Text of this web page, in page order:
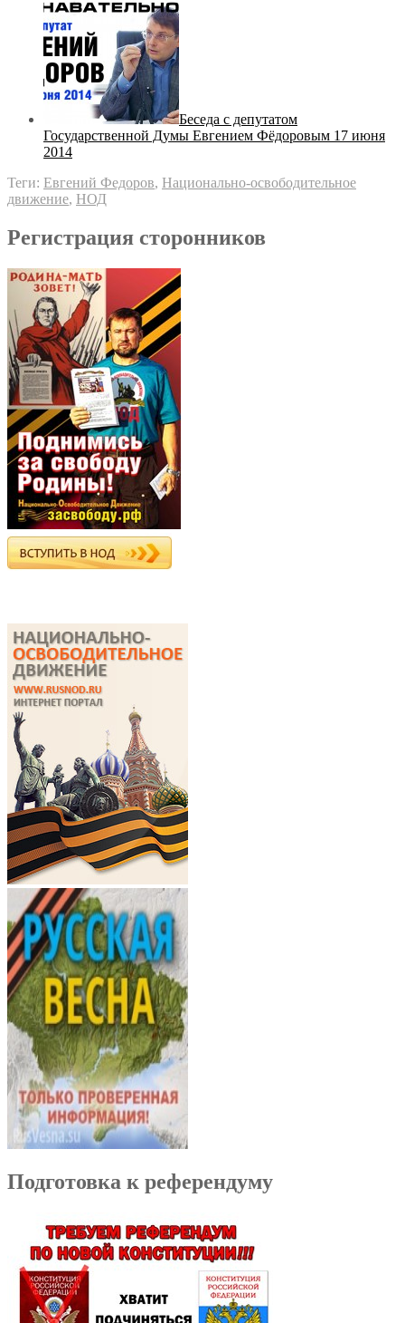
Беседа с депутатом
Государственной Думы Евгением Фёдоровым 17 июня
2014
Теги: Евгений Федоров, Национально-освободительное
движение, НОД
Регистрация сторонников
Подготовка к референдуму